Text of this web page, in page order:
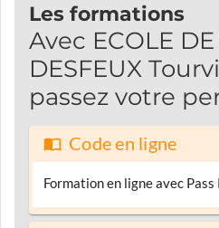
Les formations
Avec ECOLE
DESFEUX
passez votre
Code en ligne
Formation en ligne avec Pass